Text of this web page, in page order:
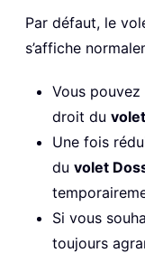
Par défaut, le
s’affiche
Vous
droit du
Une fois
du volet
Si vous
toujours